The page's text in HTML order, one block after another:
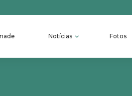
Notícias Fotos